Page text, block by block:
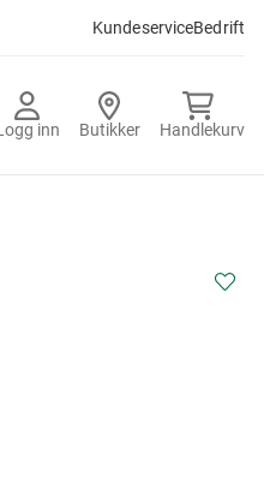
KundeserviceBedrift
inn Butikker Handlekurv